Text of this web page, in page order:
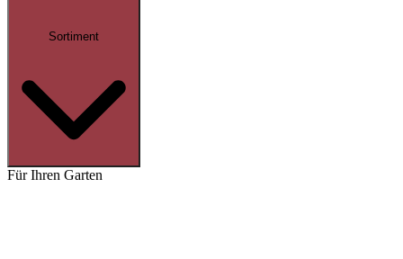
Sortiment
Für Ihren Garten